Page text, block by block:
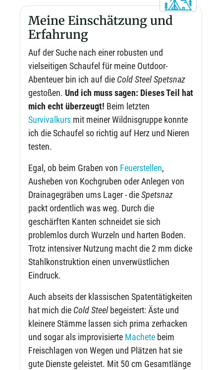
Meine Einschätzung und
Erfahrung
Auf der Suche nach einer robusten und
vielseitigen Schaufel für meine Outdoor-
Abenteuer bin ich auf die Cold Steel Spetsnaz
gestoßen. Und ich muss sagen: Dieses Teil hat
mich echt überzeugt! Beim letzten
Survivalkurs mit meiner Wildnisgruppe konnte
ich die Schaufel so richtig auf Herz und Nieren
testen.
Egal, ob beim Graben von Feuerstellen,
Ausheben von Kochgruben oder Anlegen von
Drainagegräben ums Lager - dieSpetsnaz
packt ordentlich was weg. Durch die
geschärften Kanten schneidet sie sich
problemlos durch Wurzeln und harten Boden.
Trotz intensiver Nutzung macht die 2 mm dicke
Stahlkonstruktion einen unverwüstlichen
Eindruck.
Auch abseits der klassischen Spatentätigkeiten
hat mich die Cold Steel begeistert: Äste und
kleinere Stämme lassen sich prima zerhacken
und sogar als improvisierte Machete beim
Freischlagen von Wegen und Plätzen hat sie
gute Dienste geleistet. Mit 50 cm Gesamtlänge